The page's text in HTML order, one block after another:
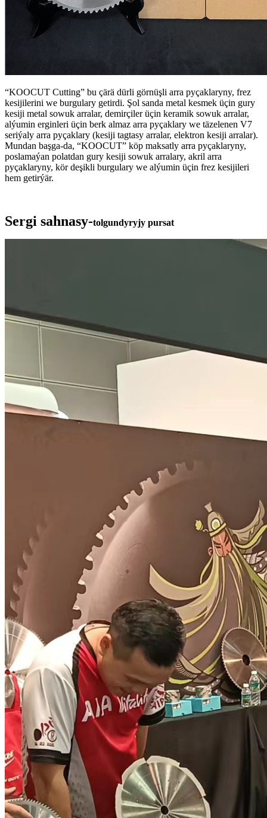
“KOOCUT Cutting” bu çärä dürli görnüşli arra pyçaklaryny, frez
kesijilerini we burgulary getirdi. Şol sanda metal kesmek üçin gury
kesiji metal sowuk arralar, demirçiler üçin keramik sowuk arralar,
alýumin erginleri üçin berk almaz arra pyçaklary we täzelenen V7
seriýaly arra pyçaklary (kesiji tagtasy arralar, elektron kesiji arralar).
Mundan başga-da, “KOOCUT” köp maksatly arra pyçaklaryny,
poslamaýan polatdan gury kesiji sowuk arralary, akril arra
pyçaklaryny, kör deşikli burgulary we alýumin üçin frez kesijileri
hem getirýär.
Sergi sahnasy-tolgundyryjy pursat